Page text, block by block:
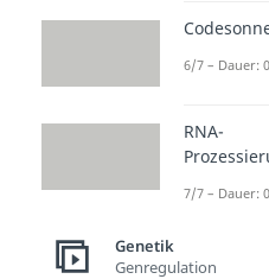
freien
Genotyp
6/7 – Dauer:
RNA-
7/7 – Dauer:
Genetik
Genregulation